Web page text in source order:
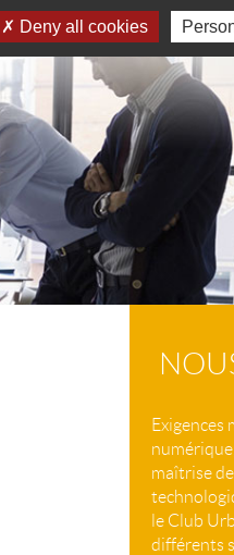
Exigences
maîtrise
le Club
différents
Deny all cookies